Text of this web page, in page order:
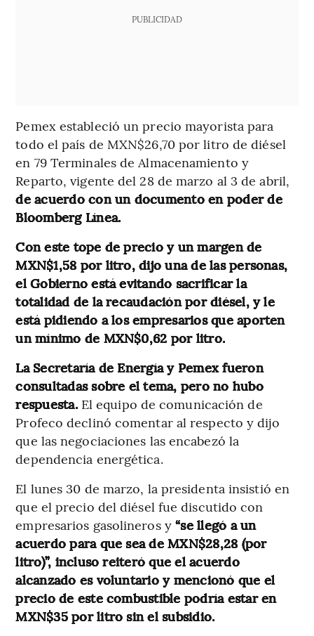
PUBLICIDAD
Pemex estableció un precio mayorista para
todo el país de MXN$26,70 por litro de diésel
en 79 Terminales de Almacenamiento y
Reparto, vigente del 28 de marzo al 3 de abril,
de acuerdo con un documento en poder de
Bloomberg Línea.
Con este tope de precio y un margen de
MXN$1,58 por litro, dijo una de las personas,
el Gobierno está evitando sacrificar la
totalidad de la recaudación por diésel, y le
está pidiendo a los empresarios que aporten
un mínimo de MXN$0,62 por litro.
La Secretaría de Energía y Pemex fueron
consultadas sobre el tema, pero no hubo
respuesta.El equipo de comunicación de
Profeco declinó comentar al respecto y dijo
que las negociaciones las encabezó la
dependencia energética.
El lunes 30 de marzo, la presidenta insistió en
que el precio del diésel fue discutido con
empresarios gasolineros y“se llegó a un
acuerdo para que sea de MXN$28,28 (por
litro)”, incluso reiteró que el acuerdo
alcanzado es voluntario y mencionó que el
precio de este combustible podría estar en
MXN$35 por litro sin el subsidio.